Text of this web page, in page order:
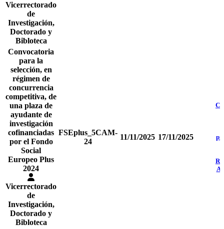
Vicerrectorado
de
Investigación,
Doctorado y
Bibloteca
Convocatoria
para la
selección, en
régimen de
concurrencia
competitiva, de
una plaza de
ayudante de
investigación
cofinanciadas
por el Fondo
Social
Europeo Plus
2024
Vicerrectorado
de
Investigación,
Doctorado y
Bibloteca
FSEplus_5CAM-
24
11/11/2025 17/11/2025